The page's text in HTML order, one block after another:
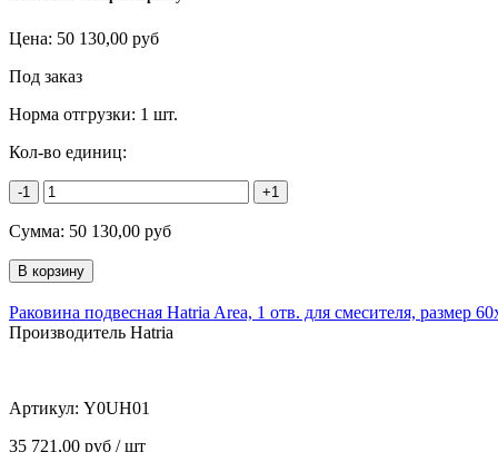
Цена: 50 130,00 руб
Под заказ
Норма отгрузки: 1 шт.
Кол-во единиц:
-1 +1
Сумма: 50 130,00 руб
Раковина подвесная Hatria Area, 1 отв. для смесителя, размер
Производитель Hatria
Артикул: Y0UH01
35 721,00 руб / шт